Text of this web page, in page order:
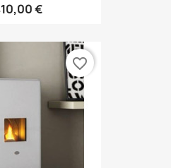
€
favorite_border